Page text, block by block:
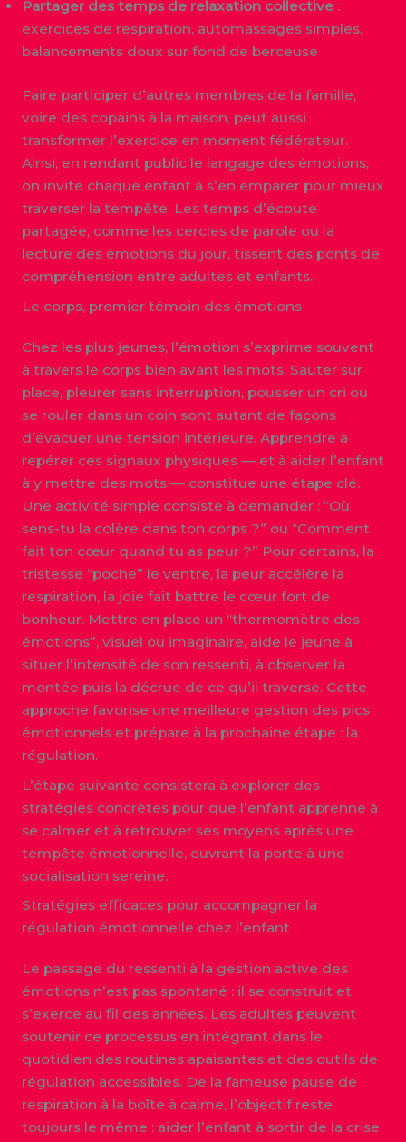
Partager des temps de relaxation collective:
exercices de respiration, automassages simples,
balancements doux sur fond de berceuse
Faire participer d’autres membres de la famille,
voire des copains à la maison, peut aussi
transformer l’exercice en moment fédérateur.
Ainsi, en rendant public le langage des émotions,
on invite chaque enfant à s’en emparer pour mieux
traverser la tempête. Les temps d’écoute
partagée, comme les cercles de parole ou la
lecture des émotions du jour, tissent des ponts de
compréhension entre adultes et enfants.
Le corps, premier témoin des émotions
Chez les plus jeunes, l’émotion s’exprime souvent
à travers le corps bien avant les mots. Sauter sur
place, pleurer sans interruption, pousser un cri ou
se rouler dans un coin sont autant de façons
d’évacuer une tension intérieure. Apprendre à
repérer ces signaux physiques — et à aider l’enfant
à y mettre des mots — constitue une étape clé.
Une activité simple consiste à demander : “Où
sens-tu la colère dans ton corps ?” ou “Comment
fait ton cœur quand tu as peur ?” Pour certains, la
tristesse “poche” le ventre, la peur accélère la
respiration, la joie fait battre le cœur fort de
bonheur. Mettre en place un “thermomètre des
émotions”, visuel ou imaginaire, aide le jeune à
situer l’intensité de son ressenti, à observer la
montée puis la décrue de ce qu’il traverse. Cette
approche favorise une meilleure gestion des pics
émotionnels et prépare à la prochaine étape : la
régulation.
L’étape suivante consistera à explorer des
stratégies concrètes pour que l’enfant apprenne à
se calmer et à retrouver ses moyens après une
tempête émotionnelle, ouvrant la porte à une
socialisation sereine.
Stratégies efficaces pour accompagner la
régulation émotionnelle chez l’enfant
Le passage du ressenti à la gestion active des
émotions n’est pas spontané : il se construit et
s’exerce au fil des années. Les adultes peuvent
soutenir ce processus en intégrant dans le
quotidien des routines apaisantes et des outils de
régulation accessibles. De la fameuse pause de
respiration à la boîte à calme, l’objectif reste
toujours le même : aider l’enfant à sortir de la crise